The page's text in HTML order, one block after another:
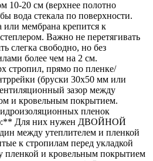
10-20 см (верхнее полотно
вода стекала по поверхности.
мембрана крепится к
Важно не перетягивать
слегка свободно, но без
более чем на 2 см.
стропил, прямо по пленке/
(бруски 30х50 мм или
зазор между
и кровельным покрытием.
пленок
Для них нужен ДВОЙНОЙ
между утеплителем и пленкой
к стропилам перед укладкой
пленкой и кровельным покрытием